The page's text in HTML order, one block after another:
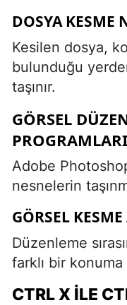
DOSYA KESME
Kesilen dosya,
bulunduğu
taşınır.
GÖRSEL
Adobe
nesnelerin
GÖRSEL
Düzenleme
farklı bir konuma
CTRL X ILE